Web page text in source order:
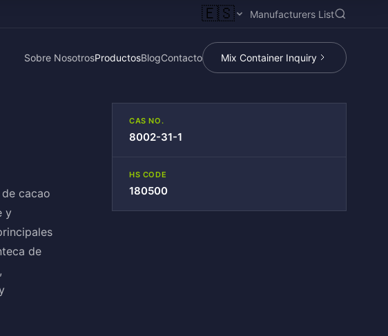
🇪🇸 Manufacturers List
Sobre NosotrosProductosBlogContacto Mix Container Inquiry
cacao
y
de
CAS NO.
8002-31-1
HS CODE
180500